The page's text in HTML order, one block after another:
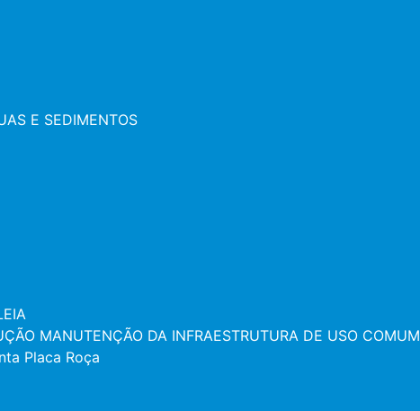
E SEDIMENTOS
MANUTENÇÃO DA INFRAESTRUTURA DE USO COMUM
Placa Roça